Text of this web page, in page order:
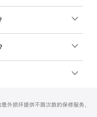
损坏提供不限次数的保修服务，